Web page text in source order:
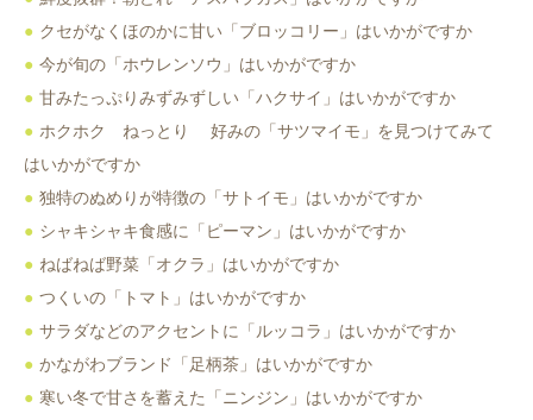
クセがなくほのかに甘い「ブロッコリー」はいかがですか
今が旬の「ホウレンソウ」はいかがですか
甘みたっぷりみずみずしい「ハクサイ」はいかがですか
ホクホク ねっとり 好みの「サツマイモ」を見つけてみて
はいかがですか
独特のぬめりが特徴の「サトイモ」はいかがですか
シャキシャキ食感に「ピーマン」はいかがですか
ねばねば野菜「オクラ」はいかがですか
つくいの「トマト」はいかがですか
サラダなどのアクセントに「ルッコラ」はいかがですか
かながわブランド「足柄茶」はいかがですか
寒い冬で甘さを蓄えた「ニンジン」はいかがですか